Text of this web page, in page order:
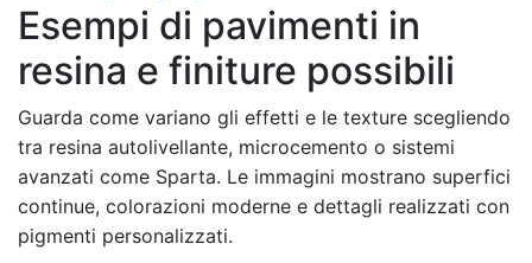
Esempi di pavimenti in
resina e finiture possibili
Guarda come variano gli effetti e le texture scegliendo
tra resina autolivellante, microcemento o sistemi
avanzati come Sparta. Le immagini mostrano superfici
continue, colorazioni moderne e dettagli realizzati con
pigmenti personalizzati.